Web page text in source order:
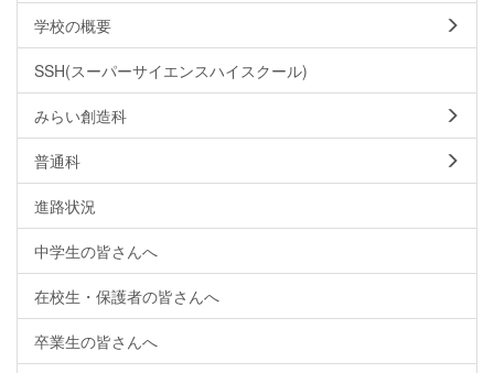
学校の概要
SSH(スーパーサイエンスハイスクール)
みらい創造科
普通科
進路状況
中学生の皆さんへ
在校生・保護者の皆さんへ
卒業生の皆さんへ